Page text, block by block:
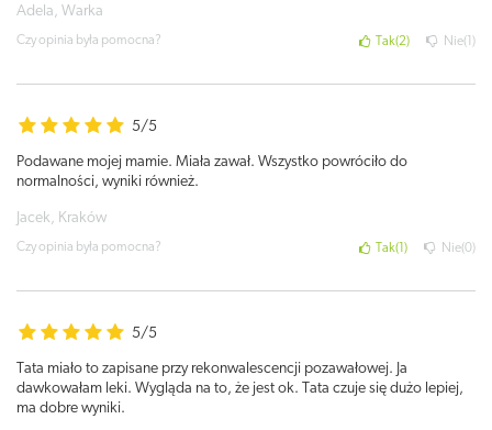
Adela, Warka
Czy opinia była pomocna? Tak 2 Nie
5/5
Podawane mojej mamie. Miała zawał. Wszystko powróciło do
normalności, wyniki również.
Jacek, Kraków
Czy opinia była pomocna? Tak 1 Nie 0
5/5
Tata miało to zapisane przy rekonwalescencji pozawałowej. Ja
dawkowałam leki. Wygląda na to, że jest ok. Tata czuje się dużo lepiej,
ma dobre wyniki.